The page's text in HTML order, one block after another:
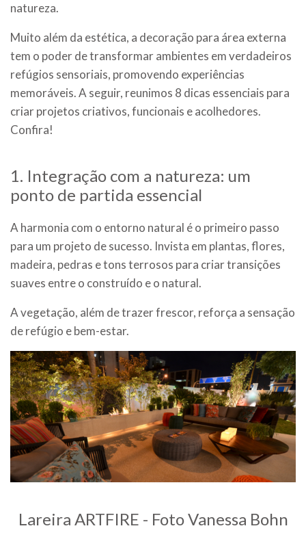
natureza.
Muito além da estética, a decoração para área externa
tem o poder de transformar ambientes em verdadeiros
refúgios sensoriais, promovendo experiências
memoráveis. A seguir, reunimos 8 dicas essenciais para
criar projetos criativos, funcionais e acolhedores.
Confira!
1. Integração com a natureza: um
ponto de partida essencial
A harmonia com o entorno natural é o primeiro passo
para um projeto de sucesso. Invista em plantas, flores,
madeira, pedras e tons terrosos para criar transições
suaves entre o construído e o natural.
A vegetação, além de trazer frescor, reforça a sensação
de refúgio e bem-estar.
Lareira ARTFIRE - Foto Vanessa Bohn